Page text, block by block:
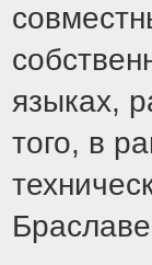
языках,
того, в